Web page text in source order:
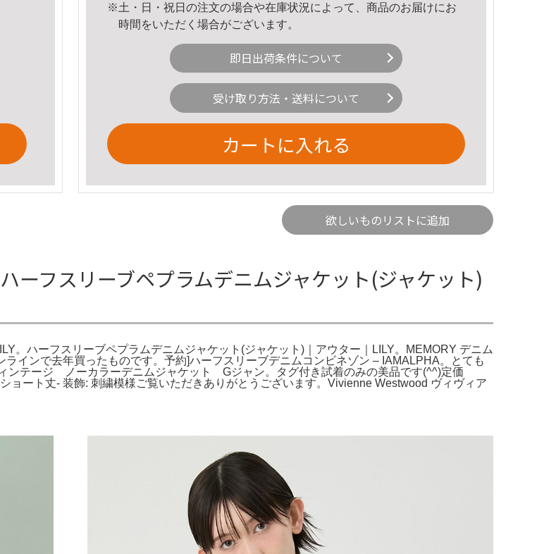
※土・日・祝日の注文の場合や在庫状況によって、商品のお届けにお
時間をいただく場合がございます。
即日出荷条件について
受け取り方法・送料について
カートに入れる
欲しいものリストに追加
フスリーブペプラムデニムジャケット(ジャケット)
。ハーフスリーブペプラムデニムジャケット(ジャケット)｜アウター｜LILY。MEMORY デニム
インで去年買ったものです。予約]ハーフスリーブデニムコンビネゾン – IAMALPHA。とても
ンテージ ノーカラーデニムジャケット Gジャン。タグ付き試着のみの美品です(^^)定価
ョート丈- 装飾: 刺繍模様ご覧いただきありがとうございます。Vivienne Westwood ヴィヴィア